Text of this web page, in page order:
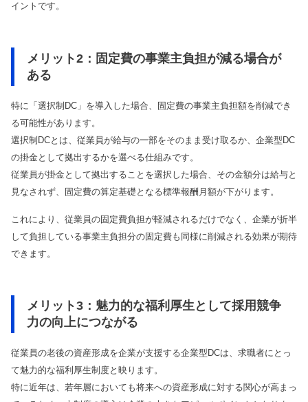
イントです。
メリット2：固定費の事業主負担が減る場合が
ある
特に「選択制DC」を導入した場合、固定費の事業主負担額を削減でき
る可能性があります。
選択制DCとは、従業員が給与の一部をそのまま受け取るか、企業型DC
の掛金として拠出するかを選べる仕組みです。
従業員が掛金として拠出することを選択した場合、その金額分は給与と
見なされず、固定費の算定基礎となる標準報酬月額が下がります。
これにより、従業員の固定費負担が軽減されるだけでなく、企業が折半
して負担している事業主負担分の固定費も同様に削減される効果が期待
できます。
メリット3：魅力的な福利厚生として採用競争
力の向上につながる
従業員の老後の資産形成を企業が支援する企業型DCは、求職者にとっ
て魅力的な福利厚生制度と映ります。
特に近年は、若年層においても将来への資産形成に対する関心が高まっ